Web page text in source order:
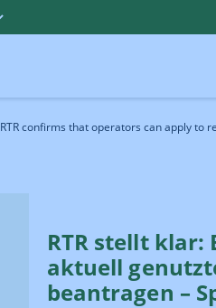
RTR confirms that operators can apply to
RTR stellt
aktuell
beantragen –